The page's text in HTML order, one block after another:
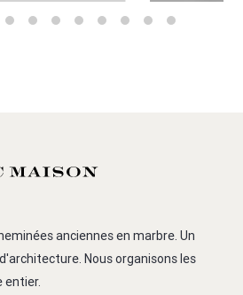
anciennes en marbre. Un
Nous organisons les
entier.